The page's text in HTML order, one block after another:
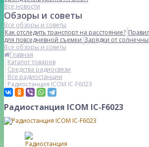
Все новости
Обзоры и советы
Все обзоры и советы
Как отследить транспорт на расстояние?
для повседневной съемкиЗарядки от
Все обзоры и советы
Главная
Каталог товаров
Средства радиосвязи
Все радиостанции
Радиостанция ICOM IC-F6023
Радиостанция ICOM IC-F6023